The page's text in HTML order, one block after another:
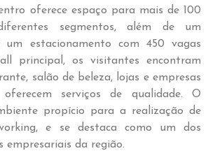
oferece espaço para mais de 100
segmentos, além de um
um estacionamento com 450 vagas
principal, os visitantes encontram
salão de beleza, lojas e empresas
oferecem serviços de qualidade. O
propício para a realização de
e se destaca como um dos
empresariais da região.